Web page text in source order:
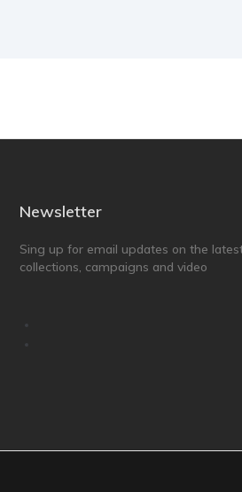
Newsletter
Sing up for email updates on the
collections, campaigns and video